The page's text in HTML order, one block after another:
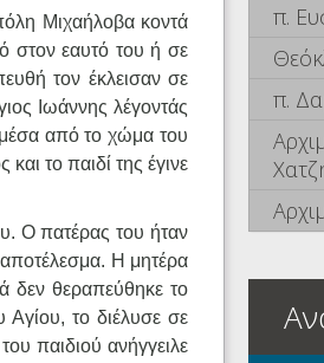
Μιχαήλοβα κοντά
στον εαυτό του ή σε
τον έκλεισαν σε
Ιωάννης λέγοντάς
μέσα από το χώμα του
το παιδί της έγινε
Ο πατέρας του ήταν
αποτέλεσμα. Η μητέρα
δεν θεραπεύθηκε το
το διέλυσε σε
παιδιού ανήγγειλε
π.
π.